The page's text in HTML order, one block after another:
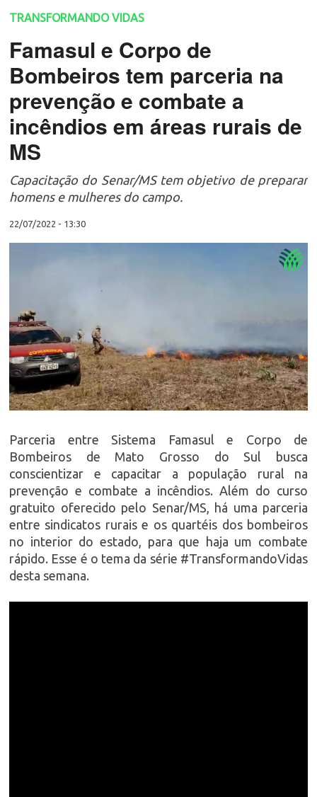
TRANSFORMANDO VIDAS
Famasul e Corpo de
Bombeiros tem parceria na
prevenção e combate a
incêndios em áreas rurais de
MS
Capacitação do Senar/MS tem objetivo de preparar
homens e mulheres do campo.
22/07/2022 - 13:30
Parceria entre Sistema Famasul e Corpo de
Bombeiros de Mato Grosso do Sul busca
conscientizar e capacitar a população rural na
prevenção e combate a incêndios. Além do curso
gratuito oferecido pelo Senar/MS, há uma parceria
entre sindicatos rurais e os quartéis dos bombeiros
no interior do estado, para que haja um combate
rápido. Esse é o tema da série #TransformandoVidas
desta semana.